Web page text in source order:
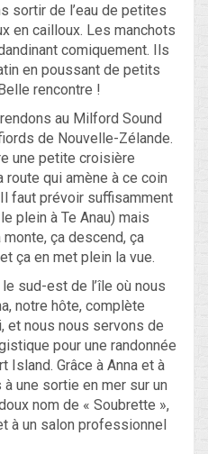
sortir de l’eau de petites
en cailloux. Les manchots
comiquement. Ils
en poussant de petits
rencontre !
au Milford Sound
de Nouvelle-Zélande.
une petite croisière
qui amène à ce coin
faut prévoir suffisamment
plein à Te Anau) mais
ça descend, ça
ça en met plein la vue.
sud-est de l’île où nous
notre hôte, complète
nous nous servons de
pour une randonnée
Island. Grâce à Anna et à
une sortie en mer sur un
nom de « Soubrette »,
à un salon professionnel